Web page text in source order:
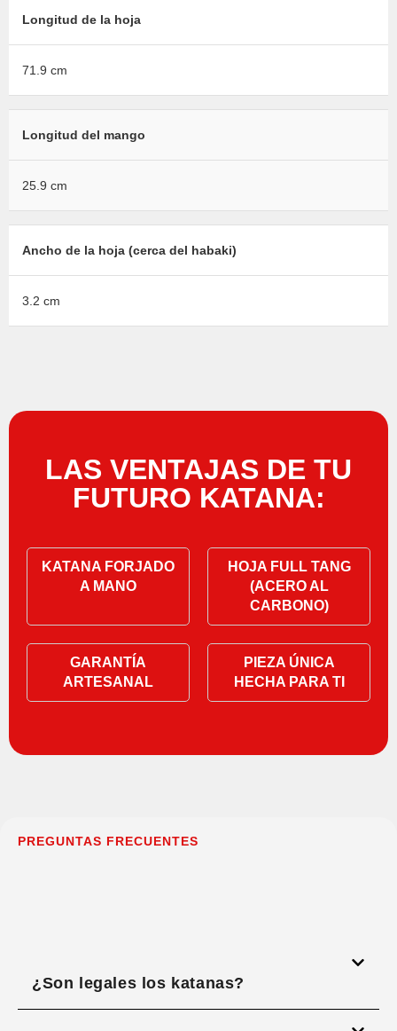
Longitud de la hoja
71.9 cm
Longitud del mango
25.9 cm
Ancho de la hoja (cerca del habaki)
3.2 cm
LAS VENTAJAS DE TU
FUTURO KATANA:
KATANA FORJADO
A MANO
HOJA FULL TANG
(ACERO AL
CARBONO)
GARANTÍA
ARTESANAL
PIEZA ÚNICA
HECHA PARA TI
PREGUNTAS FRECUENTES
¿Son legales los katanas?